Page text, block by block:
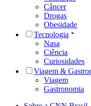
Câncer
Drogas
Obesidade
Tecnologia
Nasa
Ciência
Curiosidades
Viagem &
Viagem
Gastronomia